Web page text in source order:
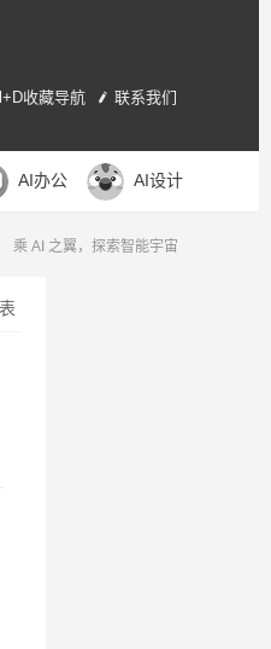
收藏导航 联系我们
AI办公 AI设计
乘 AI 之翼，探索智能宇宙